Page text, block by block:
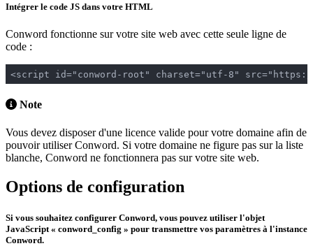
Intégrer le code JS dans votre HTML
Conword fonctionne sur votre site web avec cette seule ligne de
code :
<script id="conword-root" charset="utf-8"
Note
Vous devez disposer d'une licence valide pour votre domaine afin de
pouvoir utiliser Conword. Si votre domaine ne figure pas sur la liste
blanche, Conword ne fonctionnera pas sur votre site web.
Options de configuration
Si vous souhaitez configurer Conword, vous pouvez utiliser l'objet
JavaScript « conword_config » pour transmettre vos paramètres à l'instance
Conword.